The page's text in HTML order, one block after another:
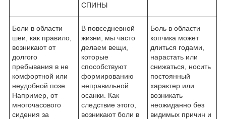
СПИНЫ
Боли в области
шеи, как правило,
возникают от
долгого
пребывания в не
комфортной или
неудобной позе.
Например, от
многочасового
сидения за
В повседневной
жизни, мы часто
делаем вещи,
которые
способствуют
формированию
неправильной
осанки. Как
следствие этого,
возникают боли в
Боль в области
копчика может
длиться годами,
нарастать или
снижаться, носить
постоянный
характер или
возникать
неожиданно без
видимых причин и